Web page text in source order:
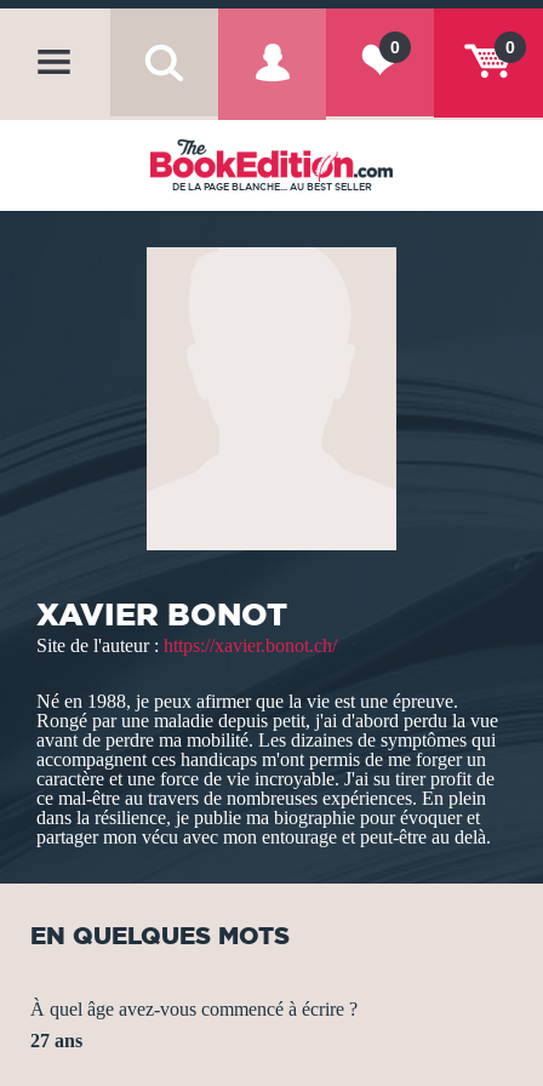
0
0
DE LA PAGE BLANCHE... AU BEST SELLER
XAVIER BONOT
Site de l'auteur : https://xavier.bonot.ch/
Né en 1988, je peux afirmer que la vie est une épreuve.
Rongé par une maladie depuis petit, j'ai d'abord perdu la vue
avant de perdre ma mobilité. Les dizaines de symptômes qui
accompagnent ces handicaps m'ont permis de me forger un
caractère et une force de vie incroyable. J'ai su tirer profit de
ce mal-être au travers de nombreuses expériences. En plein
dans la résilience, je publie ma biographie pour évoquer et
partager mon vécu avec mon entourage et peut-être au delà.
EN QUELQUES MOTS
À quel âge avez-vous commencé à écrire ?
27 ans